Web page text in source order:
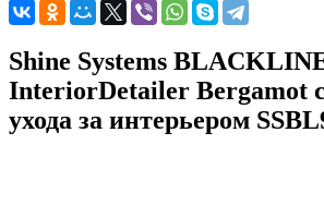
Shine Systems
InteriorDetailer Bergamot
ухода за интерьером